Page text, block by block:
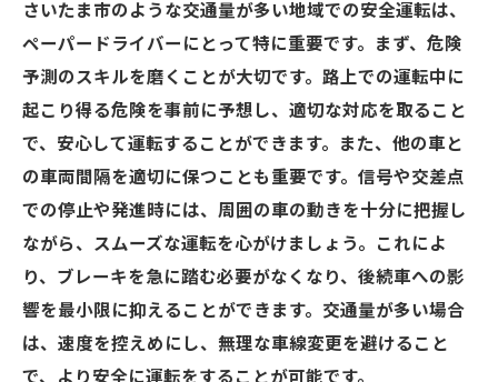
さいたま市のような交通量が多い地域での安全運転は、
ペーパードライバーにとって特に重要です。まず、危険
予測のスキルを磨くことが大切です。路上での運転中に
起こり得る危険を事前に予想し、適切な対応を取ること
で、安心して運転することができます。また、他の車と
の車両間隔を適切に保つことも重要です。信号や交差点
での停止や発進時には、周囲の車の動きを十分に把握し
ながら、スムーズな運転を心がけましょう。これによ
り、ブレーキを急に踏む必要がなくなり、後続車への影
響を最小限に抑えることができます。交通量が多い場合
は、速度を控えめにし、無理な車線変更を避けること
で、より安全に運転をすることが可能です。